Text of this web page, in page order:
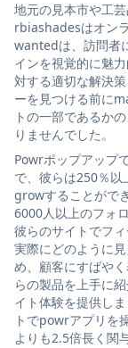
地元の見本市や工
rbiashadesはオン
wantedは、訪問者
インを視覚的に魅
対する適切な解決
ーを見つける前に
トの一部であるか
りませんでした。
Powrポップアップ
で、彼らは250％以
growすることがで
6000人以上のフォ
彼らのサイトでフ
実際にどのように
め、顧客にすばや
らの製品を上手に
イト体験を提供し
トでpowrアプリを
よりも2.5倍長く関